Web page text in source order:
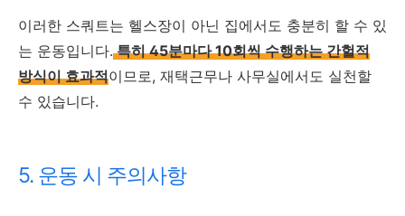
이러한 스쿼트는 헬스장이 아닌 집에서도 충분히 할 수 있
는 운동입니다.특히 45분마다 10회씩 수행하는 간헐적
방식이 효과적이므로, 재택근무나 사무실에서도 실천할
수 있습니다.
5. 운동 시 주의사항